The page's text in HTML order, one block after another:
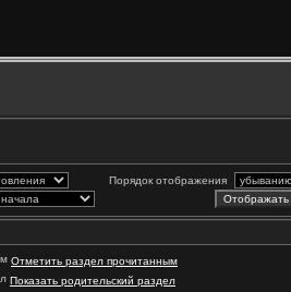
Порядок отображения
Отметить раздел прочитанным
Показать родительский раздел